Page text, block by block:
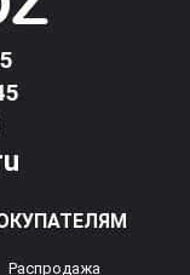
Распродажа